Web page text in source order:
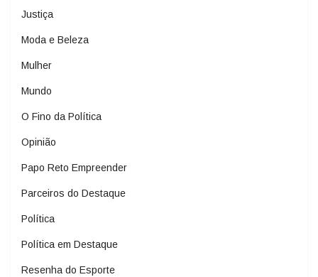
Justiça
Moda e Beleza
Mulher
Mundo
O Fino da Política
Opinião
Papo Reto Empreender
Parceiros do Destaque
Política
Política em Destaque
Resenha do Esporte